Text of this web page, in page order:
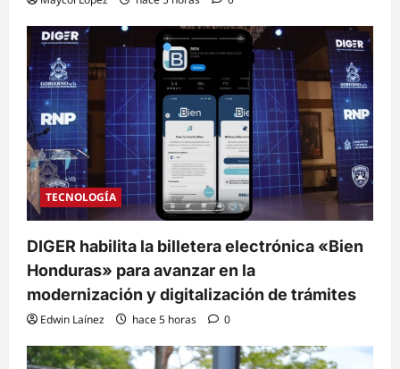
TECNOLOGÍA
DIGER habilita la billetera electrónica «Bien
Honduras» para avanzar en la
modernización y digitalización de trámites
Edwin Laínez hace 5 horas 0